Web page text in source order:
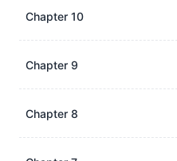
Chapter 10
Chapter 9
Chapter 8